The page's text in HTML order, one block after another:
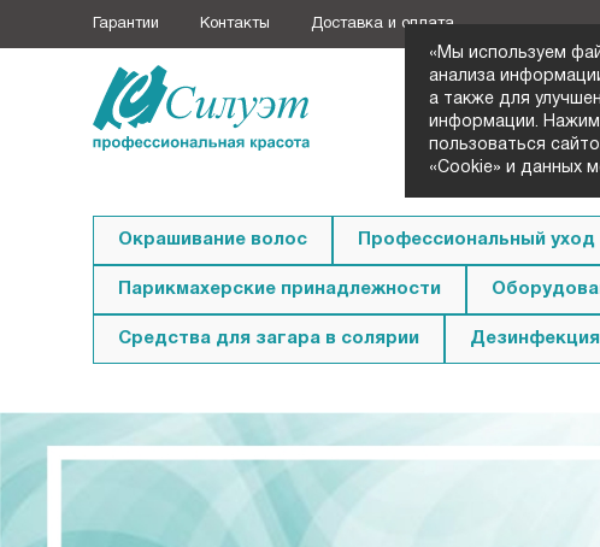
Гарантии Контакты Доставка и оплата
+7 (3852) 72-
Заказать звонок
Окрашивание волос Профессиональный уход
Парикмахерские принадлежности
Средства для загара в солярии Дезинфекция
«Мы используем
анализа
а также для
информации.
пользоваться
«Cookie» и данных